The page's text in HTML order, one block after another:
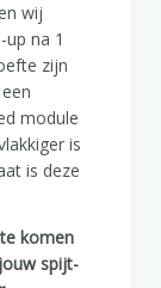
wij
na 1
zijn
module
is
is deze
komen
spijt-